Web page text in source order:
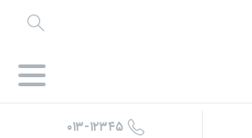
۰۱۳-۱۲۳۴۵